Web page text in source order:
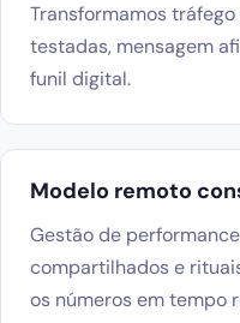
Transformamos
testadas, mensagem
funil digital.
Modelo remoto
Gestão de
compartilhados e
os números em tempo